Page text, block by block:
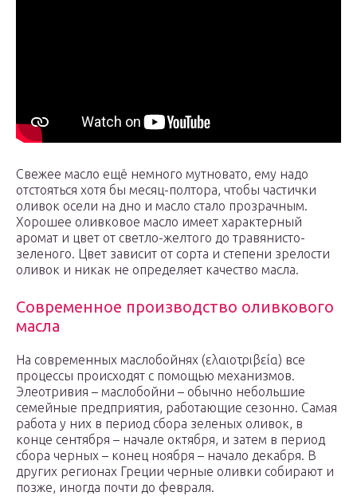
Свежее масло ещё немного мутновато, ему надо
отстояться хотя бы месяц-полтора, чтобы частички
оливок осели на дно и масло стало прозрачным.
Хорошее оливковое масло имеет характерный
аромат и цвет от светло-желтого до травянисто-
зеленого. Цвет зависит от сорта и степени зрелости
оливок и никак не определяет качество масла.
Современное производство оливкового
масла
На современных маслобойнях (ελαιοτριβεία) все
процессы происходят с помощью механизмов.
Элеотривия – маслобойни – обычно небольшие
семейные предприятия, работающие сезонно. Самая
работа у них в период сбора зеленых оливок, в
конце сентября – начале октября, и затем в период
сбора черных – конец ноября – начало декабря. В
других регионах Греции черные оливки собирают и
позже, иногда почти до февраля.